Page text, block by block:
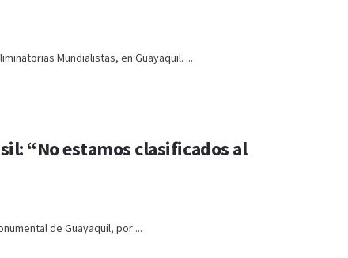
Mundialistas, en Guayaquil. ...
“No estamos clasificados al
de Guayaquil, por ...